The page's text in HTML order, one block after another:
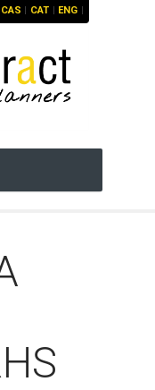
CAS | CAT | ENG |